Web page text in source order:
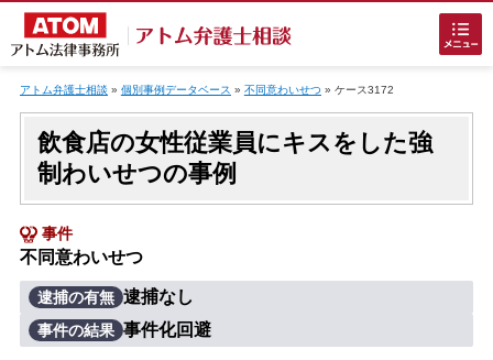
ホームに戻る
刑事事件でお困りの方
アトム弁護士相談 » 個別事例データベース » 不同意わいせつ» ケース3172
飲食店の女性従業員にキスをした強
制わいせつの事例
事件
不同意わいせつ
逮捕の有無 逮捕なし
事件の結果 事件化回避